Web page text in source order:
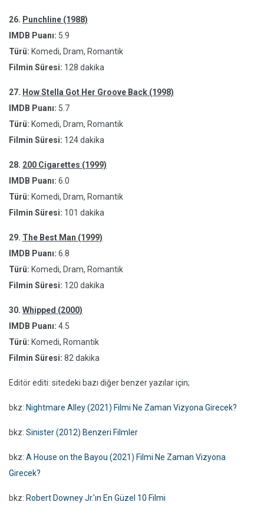
26. Punchline (1988)
IMDB Puanı: 5.9
Türü: Komedi, Dram, Romantik
Filmin Süresi: 128 dakika
27. How Stella Got Her Groove Back (1998)
IMDB Puanı: 5.7
Türü: Komedi, Dram, Romantik
Filmin Süresi: 124 dakika
28. 200 Cigarettes (1999)
IMDB Puanı: 6.0
Türü: Komedi, Dram, Romantik
Filmin Süresi: 101 dakika
29. The Best Man (1999)
IMDB Puanı: 6.8
Türü: Komedi, Dram, Romantik
Filmin Süresi: 120 dakika
30. Whipped (2000)
IMDB Puanı: 4.5
Türü: Komedi, Romantik
Filmin Süresi: 82 dakika
Editör editi: sitedeki bazı diğer benzer yazılar için;
bkz: Nightmare Alley (2021) Filmi Ne Zaman Vizyona Girecek?
bkz: Sinister (2012) Benzeri Filmler
bkz: A House on the Bayou (2021) Filmi Ne Zaman Vizyona
Girecek?
bkz: Robert Downey Jr.'ın En Güzel 10 Filmi